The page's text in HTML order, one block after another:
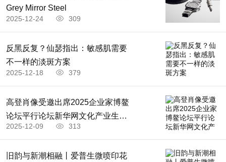
Grey Mirror Steel
2025-12-24 309
反黑反复？仙瑟指出：敏感肌需要
不一样的淡斑方案
2025-12-18 379
高登肖像受邀出席2025企业家博鳌
论坛平行论坛新华网文化产业生态
大会
2025-12-09 313
旧韵与新潮相融丨爱普生微喷印花